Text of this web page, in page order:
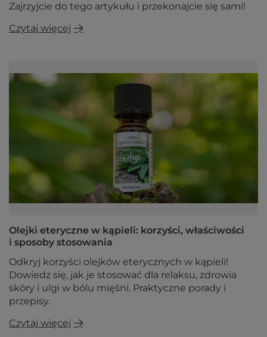
Zajrzyjcie do tego artykułu i przekonajcie się sami!
Czytaj więcej
Olejki eteryczne w kąpieli: korzyści, właściwości
i sposoby stosowania
Odkryj korzyści olejków eterycznych w kąpieli!
Dowiedz się, jak je stosować dla relaksu, zdrowia
skóry i ulgi w bólu mięśni. Praktyczne porady i
przepisy.
Czytaj więcej